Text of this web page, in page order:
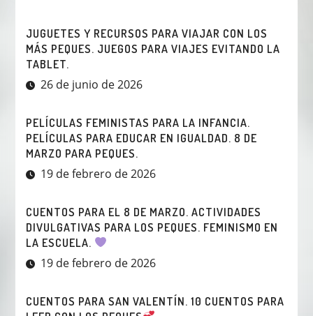
JUGUETES Y RECURSOS PARA VIAJAR CON LOS
MÁS PEQUES. JUEGOS PARA VIAJES EVITANDO LA
TABLET.
26 de junio de 2026
PELÍCULAS FEMINISTAS PARA LA INFANCIA.
PELÍCULAS PARA EDUCAR EN IGUALDAD. 8 DE
MARZO PARA PEQUES.
19 de febrero de 2026
CUENTOS PARA EL 8 DE MARZO. ACTIVIDADES
DIVULGATIVAS PARA LOS PEQUES. FEMINISMO EN
LA ESCUELA.
19 de febrero de 2026
CUENTOS PARA SAN VALENTÍN. 10 CUENTOS PARA